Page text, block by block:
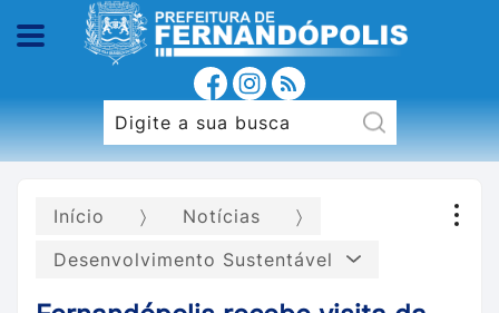
Início
Notícias
Desenvolvimento Sustentável